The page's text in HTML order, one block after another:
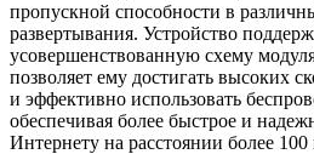
пропускной способности в
развертывания. Устройство
усовершенствованную схему
позволяет ему достигать высоких
и эффективно использовать
обеспечивая более быстрое и
Интернету на расстоянии более 100